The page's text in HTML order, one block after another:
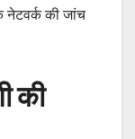
नेटवर्क की जांच
की